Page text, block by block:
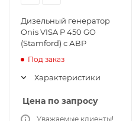
Дизельный генератор
Onis VISA P 450 GO
(Stamford) с АВР
Под заказ
Характеристики
Цена по запросу
Уважаемые клиенты!